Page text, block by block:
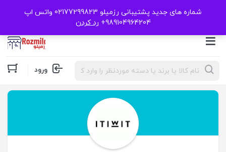
شماره های جدید پشتیبانی رزمیلو 02177299823 واتس اپ
989104964204+
رد کردن
Products
search ورود